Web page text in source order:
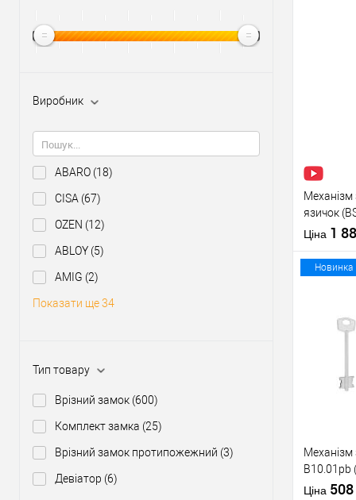
Виробник
ABARO (18)
CISA (67)
OZEN (12)
ABLOY (5)
AMIG (2)
Показати ще 34
Тип товару
Врізний замок (600)
Комплект замка (25)
Врізний замок протипожежний (3)
Девіатор (6)
У
Виробник
Тип товару
Матеріал
язичок
Ціна 1
У
Новинка
Механізм
B10.01pb
нікель 5
Ціна 508